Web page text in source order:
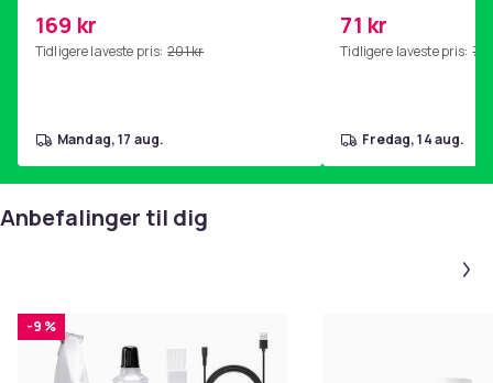
hjemmegymnastikk Pink
169 kr
Tidligere laveste pris: 201 kr
mandag, 17 aug.
71 kr
Tidligere laveste pris: 76
fredag, 14 aug.
Anbefalinger til dig
-9 %